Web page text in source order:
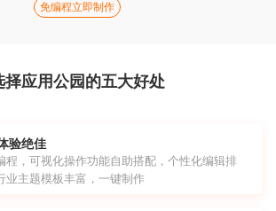
免编程立即制作
择应用公园的五大好处
验绝佳
程，可视化操作功能自助搭配，个性化编辑排
业主题模板丰富，一键制作